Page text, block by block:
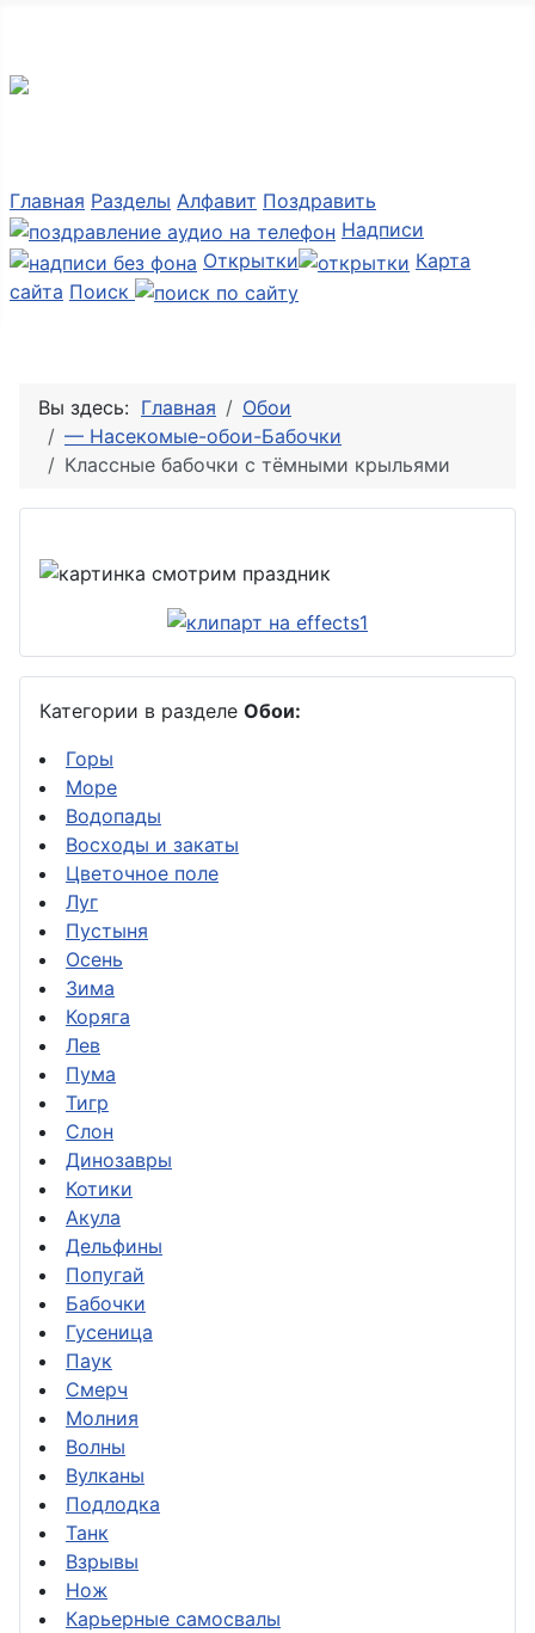
Главная Разделы Алфавит Поздравить
Надписи
Открытки
Карта
сайта Поиск
Вы здесь: Главная
Обои
— Насекомые-обои-Бабочки
Классные бабочки с тёмными крыльями
Категории в разделе Обои:
Горы
Море
Водопады
Восходы и закаты
Цветочное поле
Луг
Пустыня
Осень
Зима
Коряга
Лев
Пума
Тигр
Слон
Динозавры
Котики
Акула
Дельфины
Попугай
Бабочки
Гусеница
Паук
Смерч
Молния
Волны
Вулканы
Подлодка
Танк
Взрывы
Нож
Карьерные самосвалы